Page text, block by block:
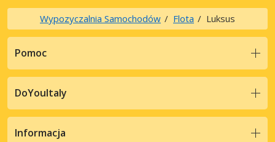
Wypozyczalnia Samochodów Flota Luksus
Pomoc
DoYouItaly
Informacja